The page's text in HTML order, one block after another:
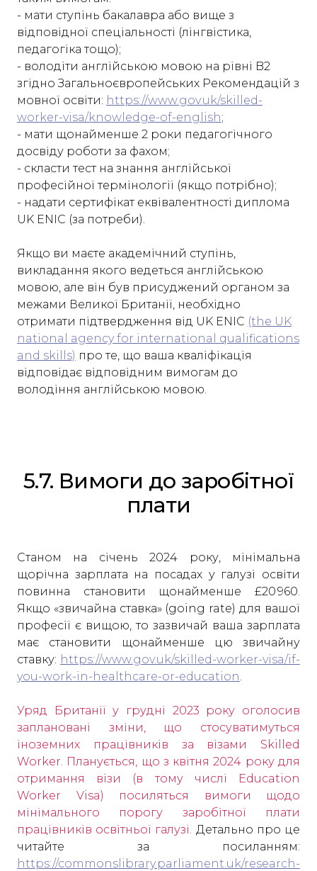
- мати ступінь бакалавра або вище з
відповідної спеціальності (лінгвістика,
педагогіка тощо);
- володіти англійською мовою на рівні B2
згідно Загальноєвропейських Рекомендацій з
мовної освіти: https://www.gov.uk/skilled-
worker-visa/knowledge-of-english;
- мати щонайменше 2 роки педагогічного
досвіду роботи за фахом;
- скласти тест на знання англійської
професійної термінології (якщо потрібно);
- надати сертифікат еквівалентності диплома
UK ENIC (за потреби).
Якщо ви маєте академічний ступінь,
викладання якого ведеться англійською
мовою, але він був присуджений органом за
межами Великої Британії, необхідно
отримати підтвердження від UK ENIC (the UK
national agency for international qualifications
and skills) про те, що ваша кваліфікація
відповідає відповідним вимогам до
володіння англійською мовою.
5.7. Вимоги до заробітної
плати
Станом на січень 2024 року, мінімальна
щорічна зарплата на посадах у галузі освіти
повинна становити щонайменше £20 960.
Якщо «звичайна ставка» (going rate) для вашої
професії є вищою, то зазвичай ваша зарплата
має становити щонайменше цю звичайну
ставку: https://www.gov.uk/skilled-worker-visa/if-
you-work-in-healthcare-or-education
Уряд Британії у грудні 2023 року оголосив
заплановані зміни, що стосуватимуться
іноземних працівників за візами Skilled
Worker. Планується, що з квітня 2024 року для
отримання візи (в тому числі Education
Worker Visa) посиляться вимоги щодо
мінімального порогу заробітної плати
працівників освітньої галузі. Детально про це
читайте за посиланням:
https://commonslibrary.parliament.uk/research-